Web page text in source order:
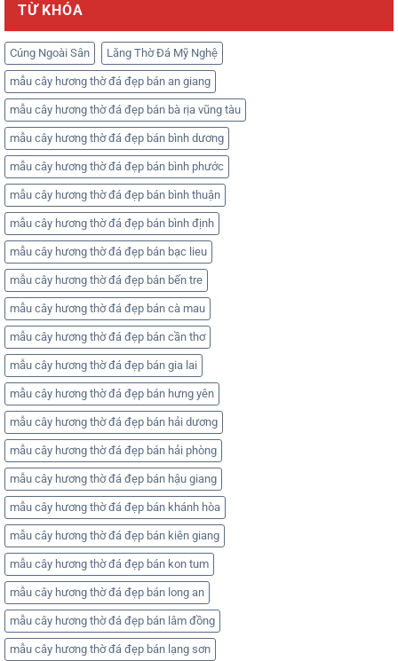
TỪ KHÓA
Cúng Ngoài Sân Lăng Thờ Đá Mỹ Nghệ
mẫu cây hương thờ đá đẹp bán an giang
mẫu cây hương thờ đá đẹp bán bà rịa vũng tàu
mẫu cây hương thờ đá đẹp bán bình dương
mẫu cây hương thờ đá đẹp bán bình phước
mẫu cây hương thờ đá đẹp bán bình thuận
mẫu cây hương thờ đá đẹp bán bình định
mẫu cây hương thờ đá đẹp bán bạc lieu
mẫu cây hương thờ đá đẹp bán bến tre
mẫu cây hương thờ đá đẹp bán cà mau
mẫu cây hương thờ đá đẹp bán cần thơ
mẫu cây hương thờ đá đẹp bán gia lai
mẫu cây hương thờ đá đẹp bán hưng yên
mẫu cây hương thờ đá đẹp bán hải dương
mẫu cây hương thờ đá đẹp bán hải phòng
mẫu cây hương thờ đá đẹp bán hậu giang
mẫu cây hương thờ đá đẹp bán khánh hòa
mẫu cây hương thờ đá đẹp bán kiên giang
mẫu cây hương thờ đá đẹp bán kon tum
mẫu cây hương thờ đá đẹp bán long an
mẫu cây hương thờ đá đẹp bán lâm đồng
mẫu cây hương thờ đá đẹp bán lạng sơn